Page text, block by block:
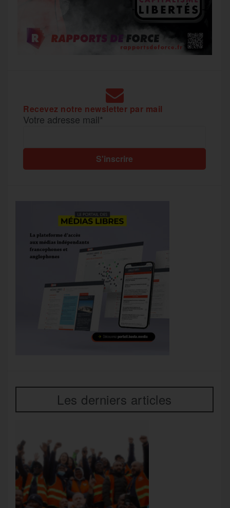
Recevez notre newsletter par mail
Votre adresse mail*
Les derniers articles